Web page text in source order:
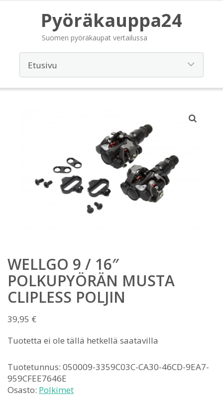
Pyöräkauppa24
Suomen pyöräkaupat vertailussa
WELLGO 9 / 16″
POLKUPYÖRÄN MUSTA
CLIPLESS POLJIN
39,95 €
Tuotetta ei ole tällä hetkellä saatavilla
Tuotetunnus: 050009-3359C03C-CA30-46CD-9EA7-
959CFEE7646E
Osasto: Polkimet